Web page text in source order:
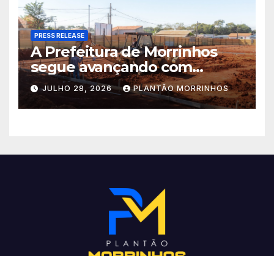
PRESS RELEASE
A Prefeitura de Morrinhos
segue avançando com
importantes investimentos
no Setor Arca de Noé.
JULHO 28, 2026 PLANTÃO MORRINHOS